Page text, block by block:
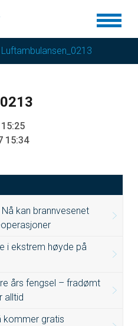
Luftambulansen_0213
15:25
15:34
kan brannvesenet
i ekstrem høyde på
års fengsel – fradømt
alltid
kommer gratis